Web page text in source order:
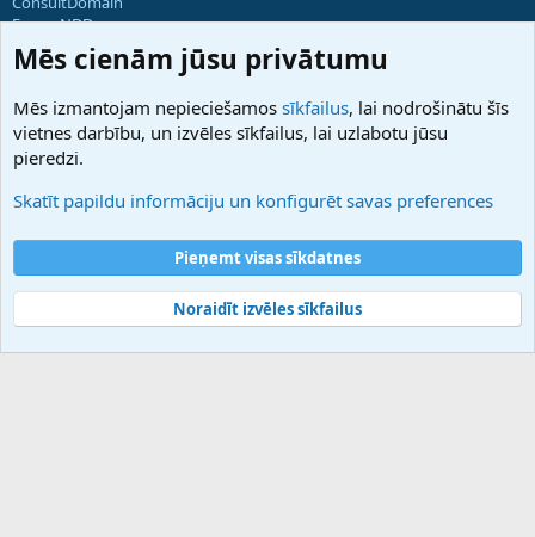
ForumNDD
Domainforum.ro
27.be
Hostmaria
Atbalsts
Palīdzība
Noteikumi un nosacījumi
Privātuma politika
Community platform by XenForo® © 2010-2025 XenForo Ltd.
Mēs cienām jūsu privātumu
Mēs izmantojam nepieciešamos sīkfailus, lai nodrošinātu šīs
vietnes darbību, un izvēles sīkfailus, lai uzlabotu jūsu
pieredzi.
Skatīt papildu informāciju un konfigurēt savas preferences
Pieņemt visas sīkdatnes
Noraidīt izvēles sīkfailus